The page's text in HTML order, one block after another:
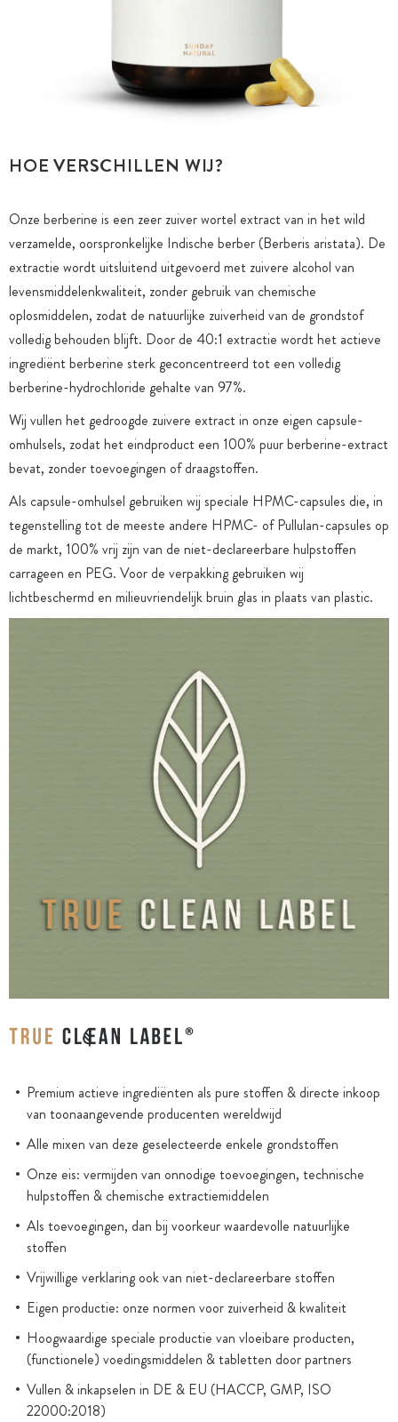
HOE VERSCHILLEN WIJ?
Onze berberine is een zeer zuiver wortel extract van in het wild
verzamelde, oorspronkelijke Indische berber (Berberis aristata). De
extractie wordt uitsluitend uitgevoerd met zuivere alcohol van
levensmiddelenkwaliteit, zonder gebruik van chemische
oplosmiddelen, zodat de natuurlijke zuiverheid van de grondstof
volledig behouden blijft. Door de 40:1 extractie wordt het actieve
ingrediënt berberine sterk geconcentreerd tot een volledig
berberine-hydrochloride gehalte van 97%.
Wij vullen het gedroogde zuivere extract in onze eigen capsule-
omhulsels, zodat het eindproduct een 100% puur berberine-extract
bevat, zonder toevoegingen of draagstoffen.
Als capsule-omhulsel gebruiken wij speciale HPMC-capsules die, in
tegenstelling tot de meeste andere HPMC- of Pullulan-capsules op
de markt, 100% vrij zijn van de niet-declareerbare hulpstoffen
carrageen en PEG. Voor de verpakking gebruiken wij
lichtbeschermd en milieuvriendelijk bruin glas in plaats van plastic.
Premium actieve ingrediënten als pure stoffen & directe inkoop
van toonaangevende producenten wereldwijd
Alle mixen van deze geselecteerde enkele grondstoffen
Onze eis: vermijden van onnodige toevoegingen, technische
hulpstoffen & chemische extractiemiddelen
Als toevoegingen, dan bij voorkeur waardevolle natuurlijke
stoffen
Vrijwillige verklaring ook van niet-declareerbare stoffen
Eigen productie: onze normen voor zuiverheid & kwaliteit
Hoogwaardige speciale productie van vloeibare producten,
(functionele) voedingsmiddelen & tabletten door partners
Vullen & inkapselen in DE & EU (HACCP, GMP, ISO
22000:2018)